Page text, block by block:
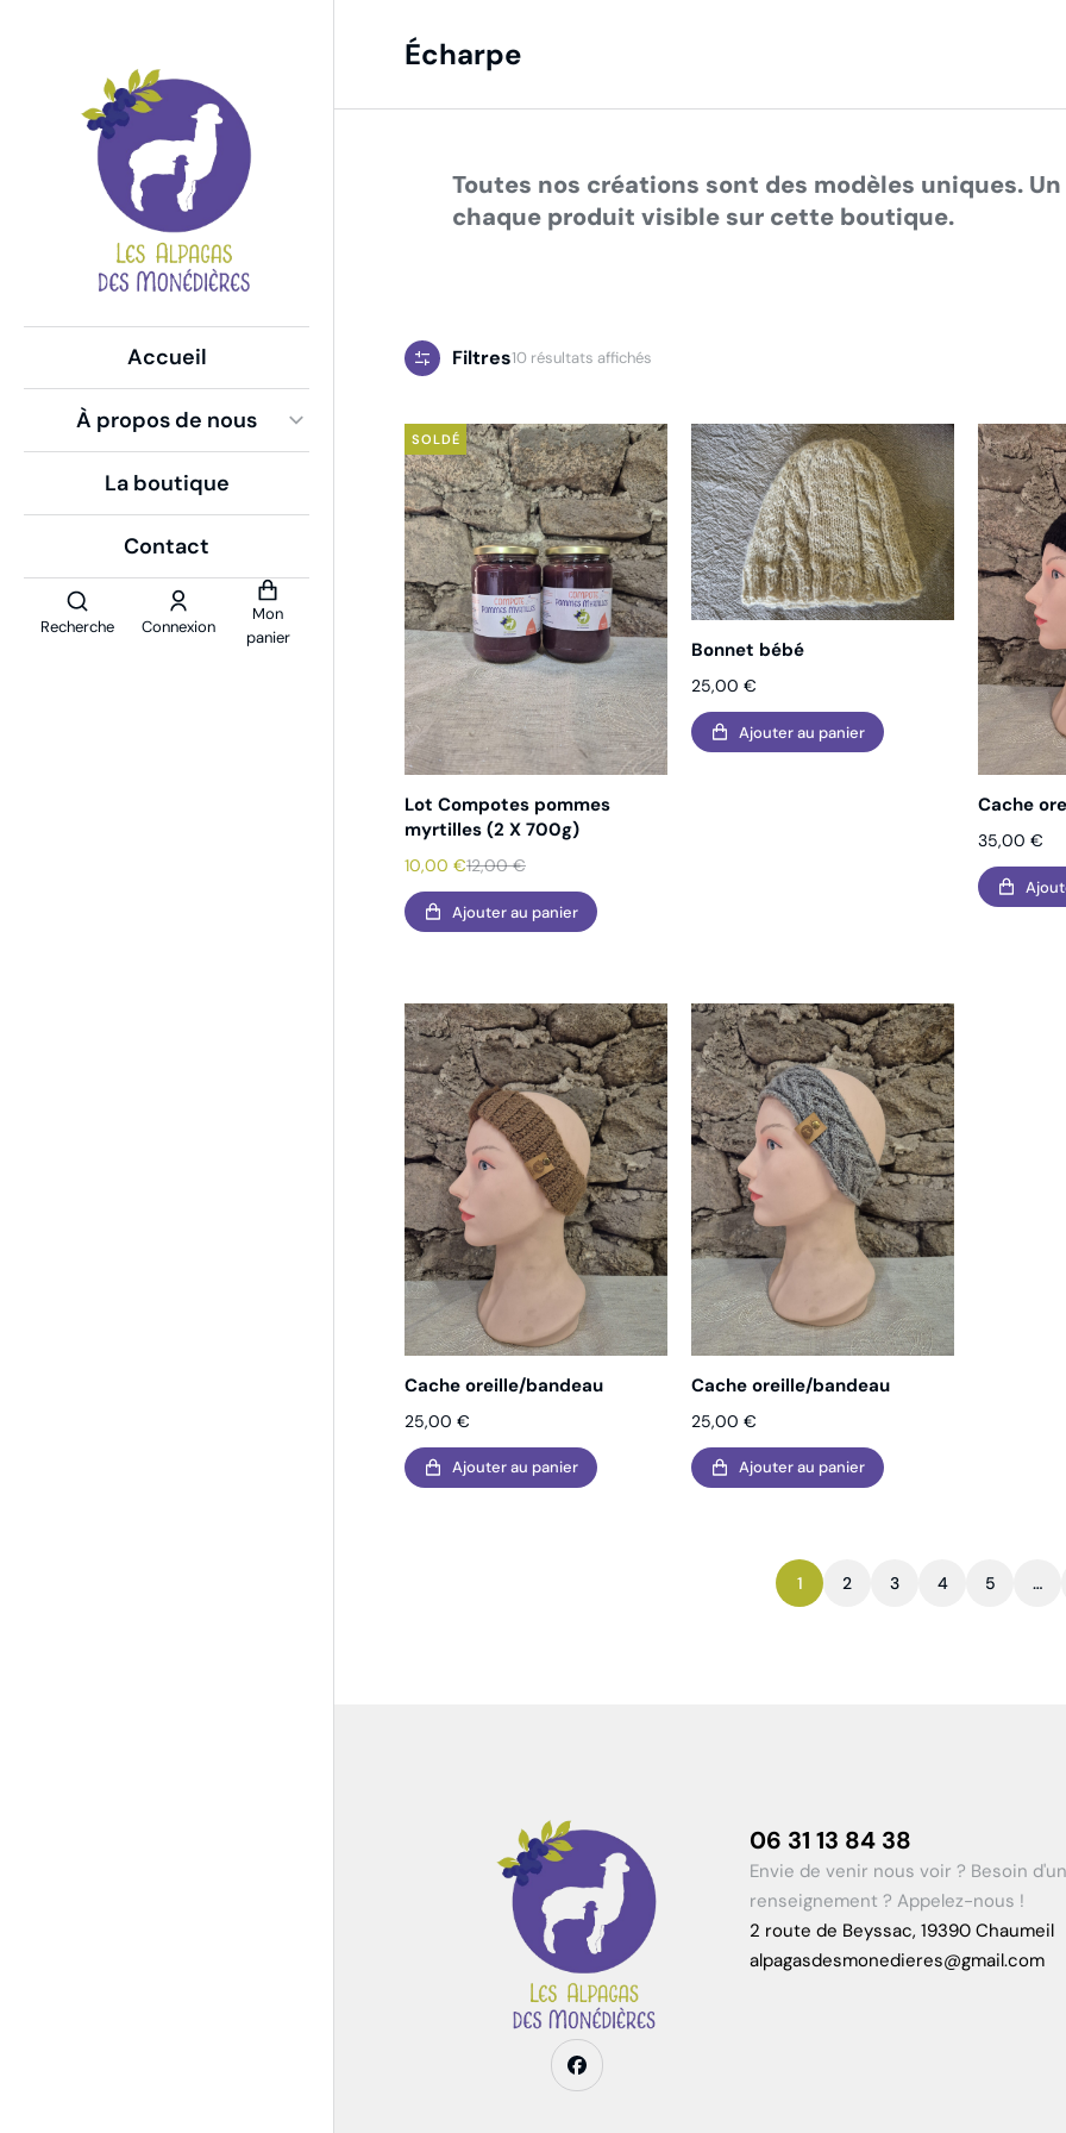
Global Side Menu
Width
Placeholder
Écharpe
Toutes nos créations sont des modèles uniques.
chaque produit visible sur cette boutique.
Filtres10 résultats affichés
SOLDÉ
Lot Compotes pommes
myrtilles (2 X 700g)
12,00€
10,00 €
Ajouter au panier
Bonnet bébé
25,00 €
Ajouter au panier
Cache
35,00 €
Cache oreille/bandeau
25,00 €
Ajouter au panier
Cache oreille/bandeau
25,00 €
Ajouter au panier
1 2 3 4 5 …
06 31 13 84 38
Envie de venir nous voir ? Besoin
renseignement ? Appelez-nous !
2 route de Beyssac, 19390 Chaumeil
alpagasdesmonedieres@gmail.com
Accueil
À propos de nous
La boutique
Contact
Recherche Connexion
Mon
panier